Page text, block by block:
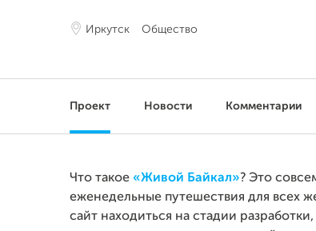
Иркутск Общество
Проект Новости Комментарии
Что такое «Живой Байкал»? Это
еженедельные путешествия для всех
сайт находиться на стадии